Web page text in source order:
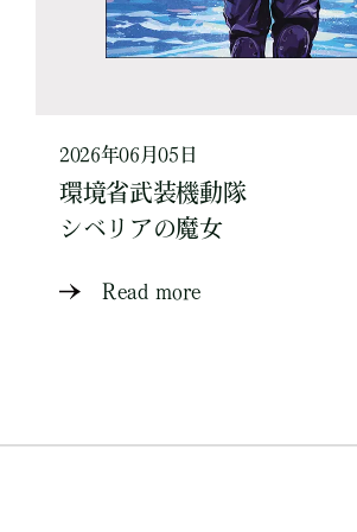
2026年06月05日
環境省武装機動隊
シベリアの魔女
Read more